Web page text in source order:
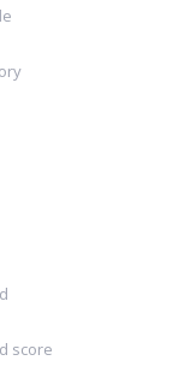
score